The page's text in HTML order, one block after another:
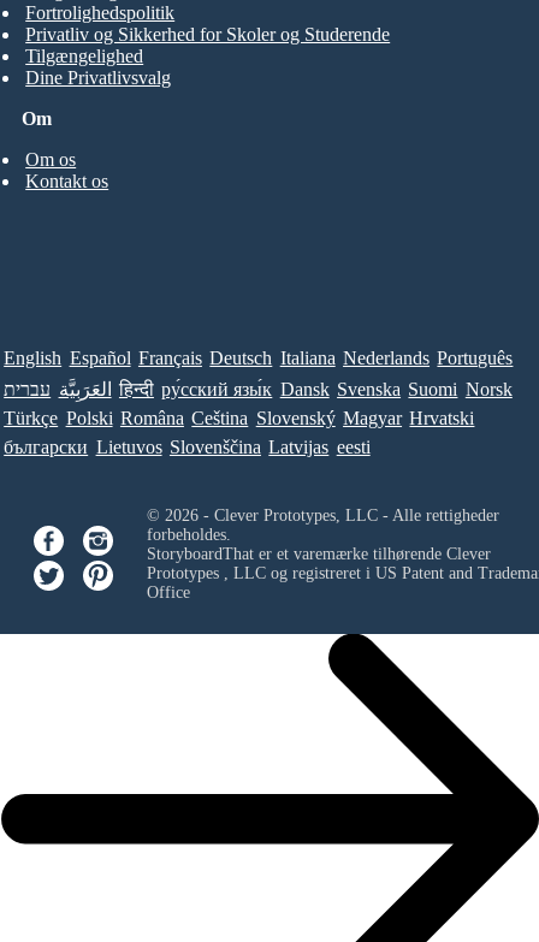
Om
Om os
Kontakt os
Fortrolighedspolitik
Privatliv og Sikkerhed for Skoler og Studerende
Tilgængelighed
Dine Privatlivsvalg
English Español Français Deutsch Italiana Nederlands Português
עברית العَرَبِيَّة हिन्दी ру́сский язы́к Dansk Svenska Suomi Norsk
Türkçe Polski Româna Ceština Slovenský Magyar Hrvatski
български Lietuvos Slovenščina Latvijas eesti
© 2026 - Clever Prototypes, LLC - Alle rettigheder
forbeholdes.
StoryboardThat er et varemærke tilhørende Clever
Prototypes , LLCog registreret i US Patent and
Office